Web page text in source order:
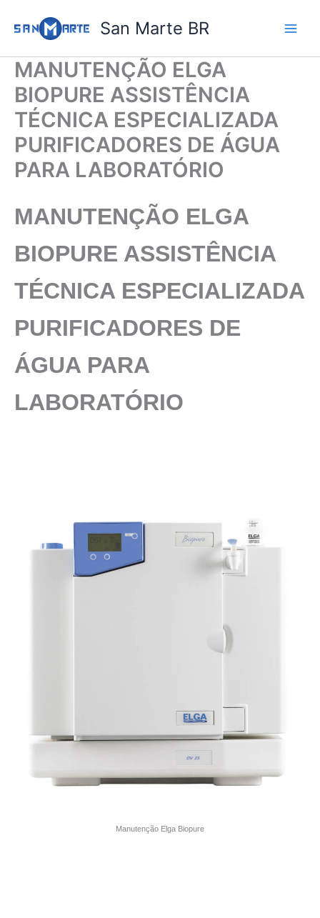
para
conteúdo
San Marte BR
MANUTENÇÃO ELGA
BIOPURE ASSISTÊNCIA
TÉCNICA ESPECIALIZADA
PURIFICADORES DE ÁGUA
PARA LABORATÓRIO
MANUTENÇÃO ELGA
BIOPURE ASSISTÊNCIA
TÉCNICA ESPECIALIZADA
PURIFICADORES DE
ÁGUA PARA
LABORATÓRIO
Manutenção Elga Biopure